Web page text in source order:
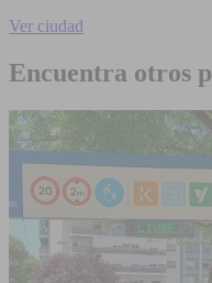
Ver ciudad
Encuentra otros